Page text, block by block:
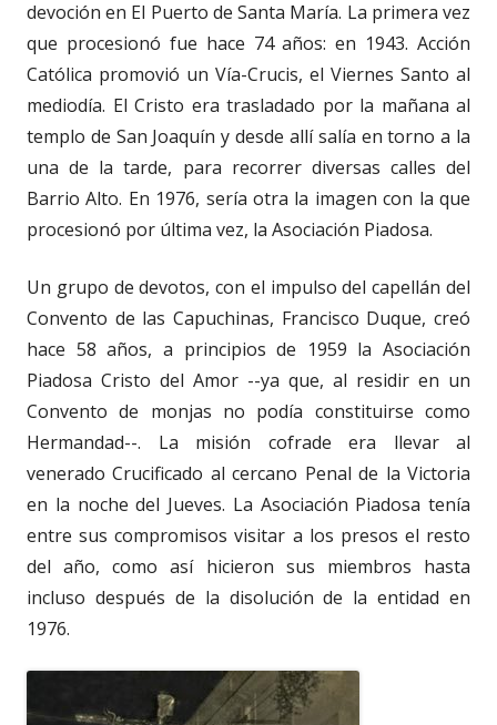
devoción en El Puerto de Santa María. La primera vez
que procesionó fue hace 74 años: en 1943. Acción
Católica promovió un Vía-Crucis, el Viernes Santo al
mediodía. El Cristo era trasladado por la mañana al
templo de San Joaquín y desde allí salía en torno a la
una de la tarde, para recorrer diversas calles del
Barrio Alto. En 1976, sería otra la imagen con la que
procesionó por última vez, la Asociación Piadosa.
Un grupo de devotos, con el impulso del capellán del
Convento de las Capuchinas, Francisco Duque, creó
hace 58 años, a principios de 1959 la Asociación
Piadosa Cristo del Amor --ya que, al residir en un
Convento de monjas no podía constituirse como
Hermandad--. La misión cofrade era llevar al
venerado Crucificado al cercano Penal de la Victoria
en la noche del Jueves. La Asociación Piadosa tenía
entre sus compromisos visitar a los presos el resto
del año, como así hicieron sus miembros hasta
incluso después de la disolución de la entidad en
1976.